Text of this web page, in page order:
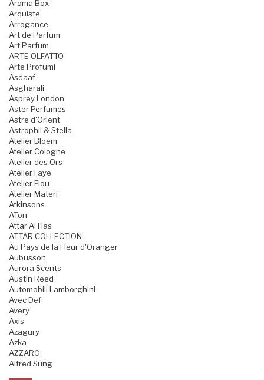
Aroma Box
Arquiste
Arrogance
Art de Parfum
Art Parfum
ARTE OLFATTO
Arte Profumi
Asdaaf
Asgharali
Asprey London
Aster Perfumes
Astre d'Orient
Astrophil & Stella
Atelier Bloem
Atelier Cologne
Atelier des Ors
Atelier Faye
Atelier Flou
Atelier Materi
Atkinsons
ATon
Attar Al Has
ATTAR COLLECTION
Au Pays de la Fleur d'Oranger
Aubusson
Aurora Scents
Austin Reed
Automobili Lamborghini
Avec Defi
Avery
Axis
Azagury
Azka
AZZARO
Alfred Sung